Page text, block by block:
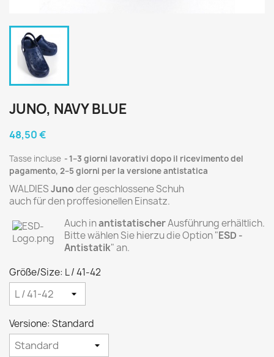
JUNO, NAVY BLUE
48,50 €
Tasse incluse
1–3 giorni lavorativi dopo il ricevimento del
pagamento, 2–5 giorni per la versione antistatica
WALDIESJunoder geschlossene Schuh
auch für den proffesionellen Einsatz.
Auch inantistatischerAusführung erhältlich.
Bitte wählen Sie hierzu die Option "ESD -
Antistatik" an.
Größe/Size: L / 41-42
Versione: Standard